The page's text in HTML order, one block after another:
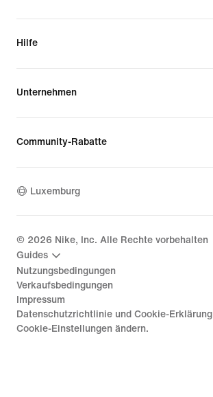
Hilfe
Unternehmen
Community-Rabatte
Luxemburg
© 2026 Nike, Inc. Alle Rechte vorbehalten
Guides
Nutzungsbedingungen
Verkaufsbedingungen
Impressum
Datenschutzrichtlinie und Cookie-Erklärung
Cookie-Einstellungen ändern.